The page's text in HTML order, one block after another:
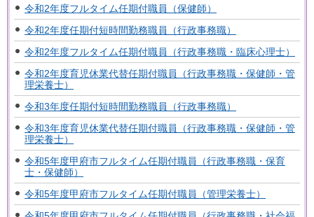
令和2年度フルタイム任期付職員（保健師）
令和2年度任期付短時間勤務職員（行政事務職）
令和2年度フルタイム任期付職員（行政事務職・臨床心理士）
令和2年度育児休業代替任期付職員（行政事務職・保健師・管
理栄養士）
令和3年度任期付短時間勤務職員（行政事務職）
令和3年度育児休業代替任期付職員（行政事務職・保健師・管
理栄養士）
令和5年度甲府市フルタイム任期付職員（行政事務職・保育
士・保健師）
令和5年度甲府市フルタイム任期付職員（管理栄養士）